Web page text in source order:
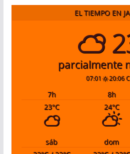
EL TIEMPO EN
parcialmente
07:01 20:06
7h 8h
23°C 24°C
sáb dom